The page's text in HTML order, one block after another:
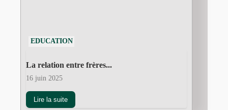
EDUCATION
La relation entre frères...
16 juin 2025
Lire la suite